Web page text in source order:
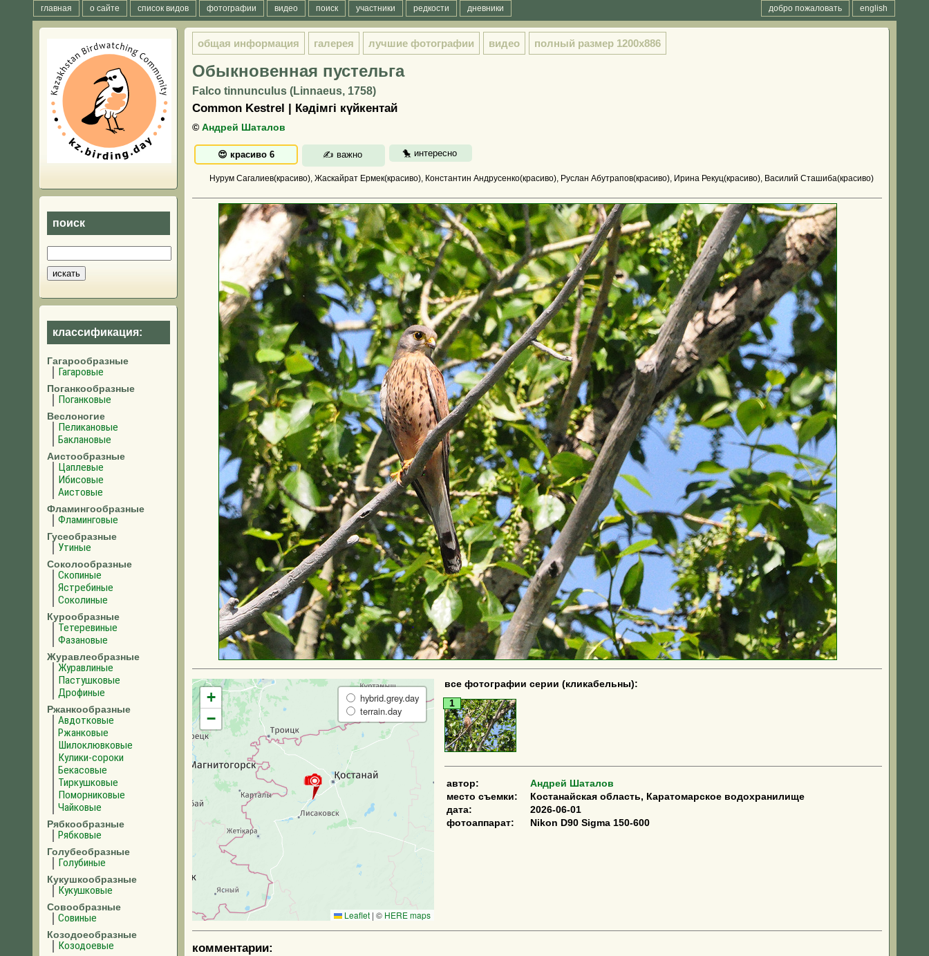
главная о сайте список видов фотографии видео поиск участники редкости дневники english
добро пожаловать
поиск
классификация:
Гагарообразные
Гагаровые
Поганкообразные
Поганковые
Веслоногие
Пеликановые
Баклановые
Аистообразные
Цаплевые
Ибисовые
Аистовые
Фламингообразные
Фламинговые
Гусеобразные
Утиные
Соколообразные
Скопиные
Ястребиные
Соколиные
Курообразные
Тетеревиные
Фазановые
Журавлеобразные
Журавлиные
Пастушковые
Дрофиные
Ржанкообразные
Авдотковые
Ржанковые
Шилоклювковые
Кулики-сороки
Бекасовые
Тиркушковые
Поморниковые
Чайковые
Рябкообразные
Рябковые
Голубеобразные
Голубиные
Кукушкообразные
Кукушковые
Совообразные
Совиные
Козодоеобразные
Козодоевые
общая информация галерея лучшие фотографии видео полный размер 1200x886
Обыкновенная пустельга
Falco tinnunculus (Linnaeus, 1758)
Common Kestrel | Кәдімгі күйкентай
© Андрей Шаталов
Нурум Сагалиев(красиво), Жаскайрат Ермек(красиво), Константин Андрусенко(красиво), Руслан Абутрапов(красиво), Ирина Рекуц(красиво), Василий Сташиба(красиво)
+
−
hybrid.grey.day
terrain.day
Leaflet | © HERE maps
все фотографии серии (кликабельны):
1
автор:
Андрей Шаталов
место съемки:
Костанайская область, Каратомарское водохранилище
дата:
2026-06-01
фотоаппарат:
Nikon D90 Sigma 150-600
комментарии: